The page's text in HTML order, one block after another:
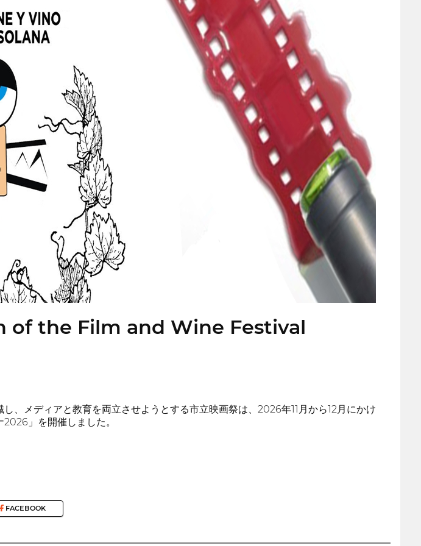
the Film and Wine Festival
、メディアと教育を両立させようとする市立映画祭は、2026年11月から12月にかけ
」を開催しました。
FACEBOOK